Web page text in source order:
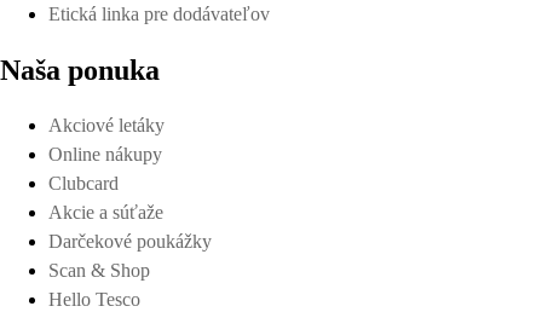
Etická linka pre dodávateľov
Naša ponuka
Akciové letáky
Online nákupy
Clubcard
Akcie a súťaže
Darčekové poukážky
Scan & Shop
Hello Tesco